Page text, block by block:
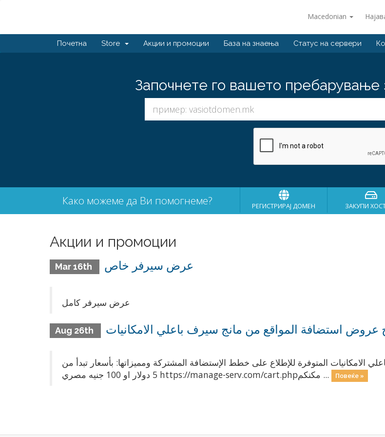
Macedonian
Почетна Store Акции и промоции База на знаења Статус на сервери
Започнете го вашето
Како можеме да Ви помогнеме? РЕГИСТРИРАЈ ДОМЕН ЗАКУПИ
Акции и промоции
Mar 16th عرض سيرفر خاص
عرض سيرفر كامل
Aug 26th استضافة المواقع من مانج سيرف باعلي الامكانيات
الامكانيات المتوفرة للإطلاع على خطط الإستضافة المشتركة ومميزاتها: بأسعار تبدأ من
5 دولار او 100 جنيه مصري https://manage-serv.com/cart.phpمكنكم ...
Повеќе »